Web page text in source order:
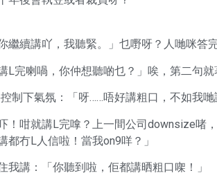
繼續講吖，我聽緊。」乜嘢呀？人哋咪答
L完喇喎，你仲想聽啲乜？」唉，第二句
制下氣氛：「呀……唔好講粗口，不如我哋
！咁就講L完嗱？上一間公司downsize啫
都冇L人信啦！當我on9咩？」
我講：「你聽到啦，佢都講晒粗口㗎！」